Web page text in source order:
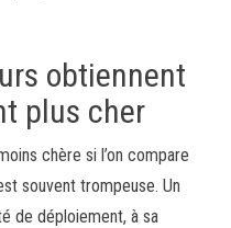
obtiennent
plus cher
chère si l’on compare
souvent trompeuse. Un
de déploiement, à sa